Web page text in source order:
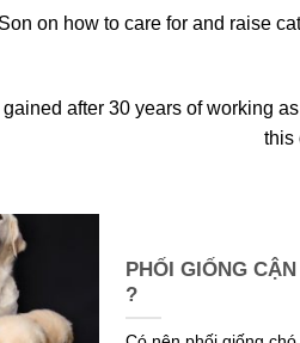
on how to care for and raise
after 30 years of working
this
PHỐI GIỐNG
?